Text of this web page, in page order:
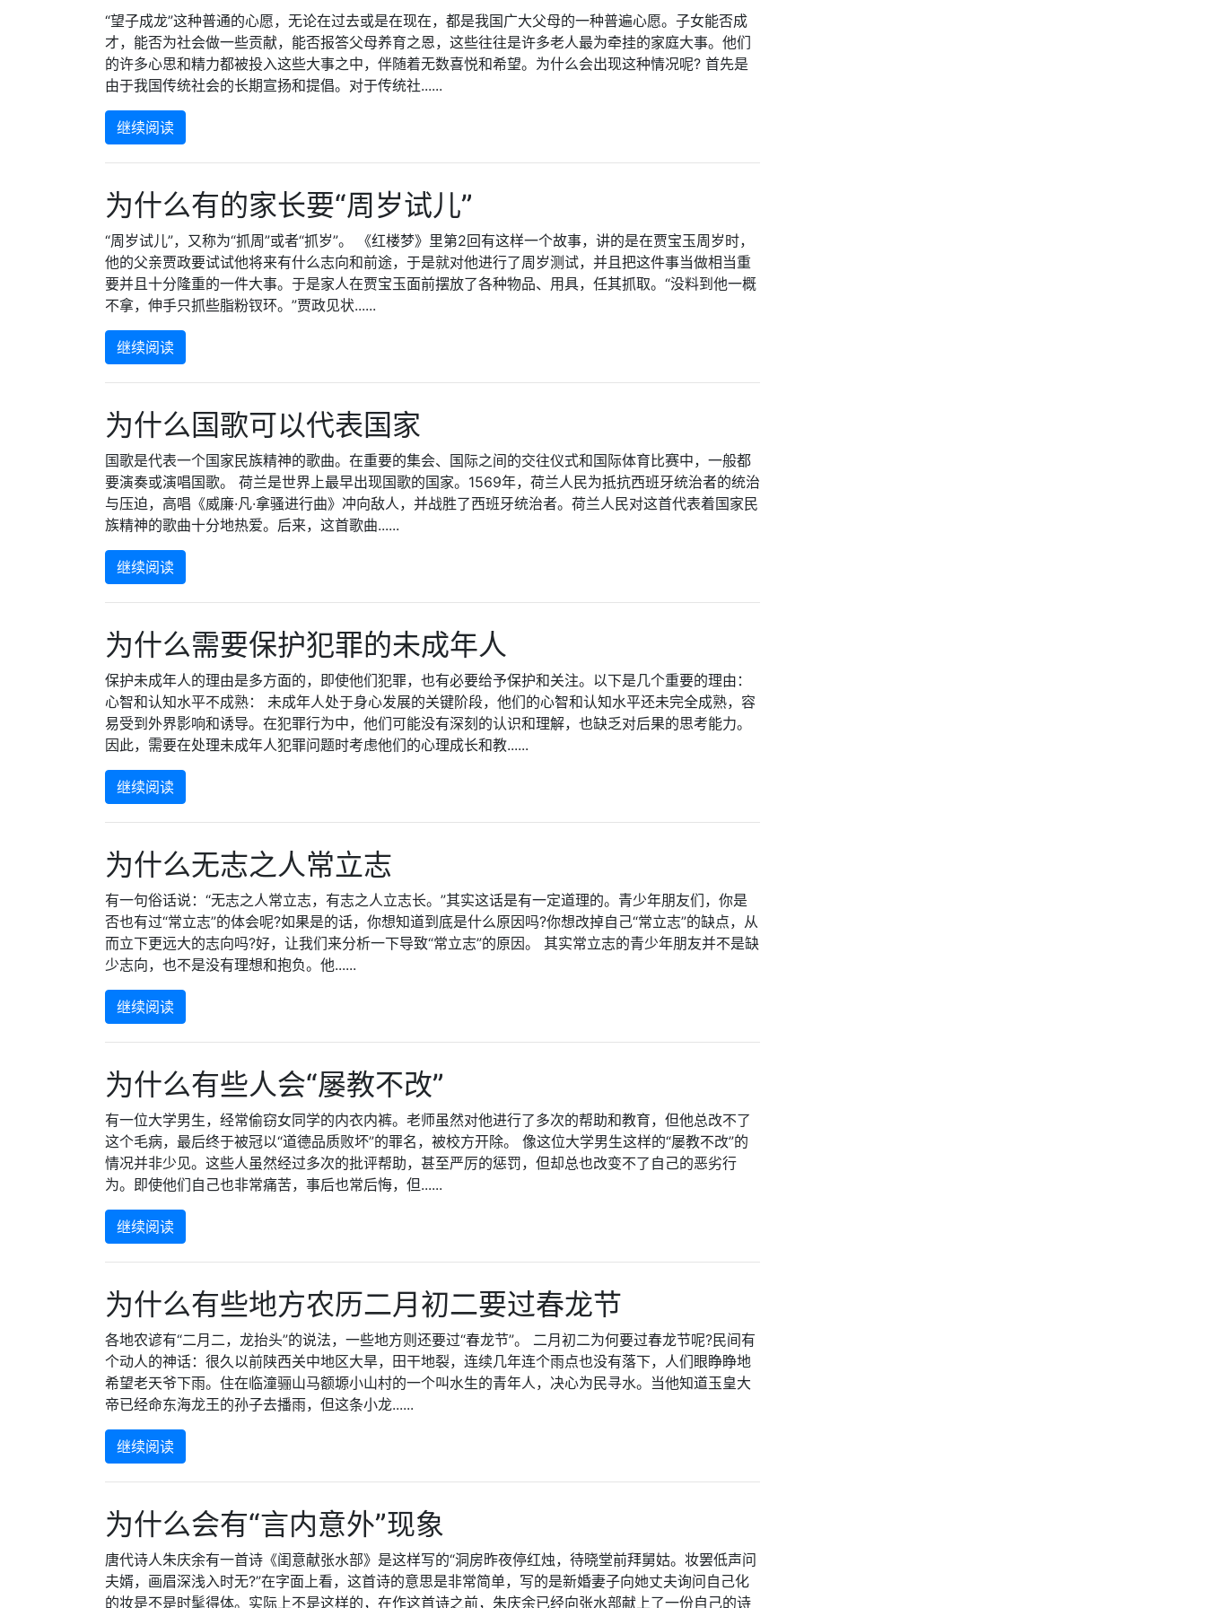
“望子成龙”这种普通的心愿，无论在过去或是在现在，都是我国广大父母的一种普遍心愿。子女能否成
才，能否为社会做一些贡献，能否报答父母养育之恩，这些往往是许多老人最为牵挂的家庭大事。他们
的许多心思和精力都被投入这些大事之中，伴随着无数喜悦和希望。为什么会出现这种情况呢? 首先是
由于我国传统社会的长期宣扬和提倡。对于传统社......
继续阅读
为什么有的家长要“周岁试儿”
“周岁试儿”，又称为“抓周”或者“抓岁”。 《红楼梦》里第2回有这样一个故事，讲的是在贾宝玉周岁时，
他的父亲贾政要试试他将来有什么志向和前途，于是就对他进行了周岁测试，并且把这件事当做相当重
要并且十分隆重的一件大事。于是家人在贾宝玉面前摆放了各种物品、用具，任其抓取。“没料到他一概
不拿，伸手只抓些脂粉钗环。”贾政见状......
继续阅读
为什么国歌可以代表国家
国歌是代表一个国家民族精神的歌曲。在重要的集会、国际之间的交往仪式和国际体育比赛中，一般都
要演奏或演唱国歌。 荷兰是世界上最早出现国歌的国家。1569年，荷兰人民为抵抗西班牙统治者的统治
与压迫，高唱《威廉·凡·拿骚进行曲》冲向敌人，并战胜了西班牙统治者。荷兰人民对这首代表着国家民
族精神的歌曲十分地热爱。后来，这首歌曲......
继续阅读
为什么需要保护犯罪的未成年人
保护未成年人的理由是多方面的，即使他们犯罪，也有必要给予保护和关注。以下是几个重要的理由：
心智和认知水平不成熟： 未成年人处于身心发展的关键阶段，他们的心智和认知水平还未完全成熟，容
易受到外界影响和诱导。在犯罪行为中，他们可能没有深刻的认识和理解，也缺乏对后果的思考能力。
因此，需要在处理未成年人犯罪问题时考虑他们的心理成长和教......
继续阅读
为什么无志之人常立志
有一句俗话说：“无志之人常立志，有志之人立志长。”其实这话是有一定道理的。青少年朋友们，你是
否也有过“常立志”的体会呢?如果是的话，你想知道到底是什么原因吗?你想改掉自己“常立志”的缺点，从
而立下更远大的志向吗?好，让我们来分析一下导致“常立志”的原因。 其实常立志的青少年朋友并不是缺
少志向，也不是没有理想和抱负。他......
继续阅读
为什么有些人会“屡教不改”
有一位大学男生，经常偷窃女同学的内衣内裤。老师虽然对他进行了多次的帮助和教育，但他总改不了
这个毛病，最后终于被冠以“道德品质败坏”的罪名，被校方开除。 像这位大学男生这样的“屡教不改”的
情况并非少见。这些人虽然经过多次的批评帮助，甚至严厉的惩罚，但却总也改变不了自己的恶劣行
为。即使他们自己也非常痛苦，事后也常后悔，但......
继续阅读
为什么有些地方农历二月初二要过春龙节
各地农谚有“二月二，龙抬头”的说法，一些地方则还要过“春龙节”。 二月初二为何要过春龙节呢?民间有
个动人的神话：很久以前陕西关中地区大旱，田干地裂，连续几年连个雨点也没有落下，人们眼睁睁地
希望老天爷下雨。住在临潼骊山马额塬小山村的一个叫水生的青年人，决心为民寻水。当他知道玉皇大
帝已经命东海龙王的孙子去播雨，但这条小龙......
继续阅读
为什么会有“言内意外”现象
唐代诗人朱庆余有一首诗《闺意献张水部》是这样写的“洞房昨夜停红烛，待晓堂前拜舅姑。妆罢低声问
夫婿，画眉深浅入时无?”在字面上看，这首诗的意思是非常简单，写的是新婚妻子向她丈夫询问自己化
的妆是不是时髦得体。实际上不是这样的，在作这首诗之前，朱庆余已经向张水部献上了一份自己的诗